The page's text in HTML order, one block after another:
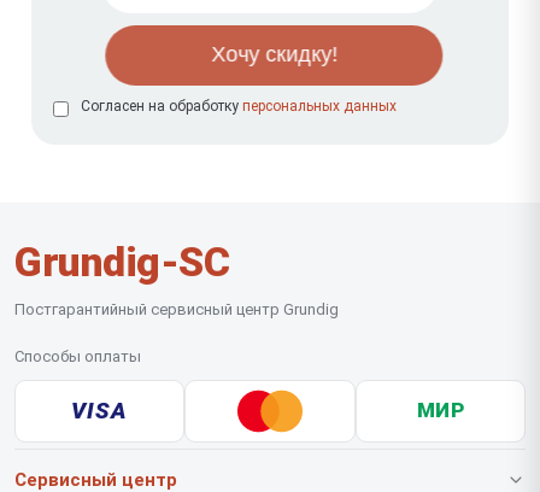
Согласен на обработку персональных данных
Grundig-SC
Постгарантийный сервисный центр Grundig
Способы оплаты
VISA МИР
Сервисный центр